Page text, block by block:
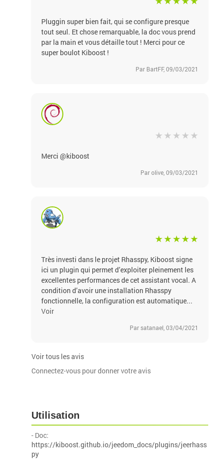
Pluggin super bien fait, qui se configure presque
tout seul. Et chose remarquable, la doc vous prend
par la main et vous détaille tout ! Merci pour ce
super boulot Kiboost !
Par BartFF, 09/03/2021
Merci @kiboost
Par olive, 09/03/2021
Très investi dans le projet Rhasspy, Kiboost signe
ici un plugin qui permet d’exploiter pleinement les
excellentes performances de cet assistant vocal. A
condition d’avoir une installation Rhasspy
fonctionnelle, la configuration est automatique...
Voir
Par satanael, 03/04/2021
Voir tous les avis
Connectez-vous pour donner votre avis
Utilisation
- Doc:
https://kiboost.github.io/jeedom_docs/plugins/jeerhass
py